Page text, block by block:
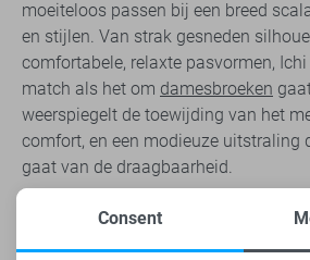
moeiteloos passen bij een breed
en stijlen. Van strak gesneden
comfortabele, relaxte pasvormen,
match als het om damesbroeken
weerspiegelt de toewijding van het
comfort, en een modieuze uitstraling
gaat van de draagbaarheid.
Voor elke gelegenheid een
Ichi broeken staan bekend om hun
Consent